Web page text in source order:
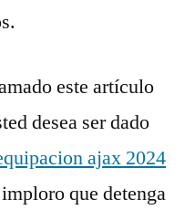
este artículo
desea ser dado
ajax 2024
que detenga